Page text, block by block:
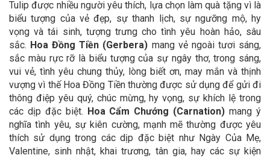
Tulip được nhiều người yêu thích, lựa chọn làm quà tặng vì là
biểu tượng của vẻ đẹp, sự thanh lịch, sự ngưỡng mộ, hy
vọng và tái sinh, tượng trưng cho tình yêu hoàn hảo, sâu
sắc. Hoa Đồng Tiền (Gerbera) mang vẻ ngoài tươi sáng,
sắc màu rực rỡ là biểu tượng của sự ngây thơ, trong sáng,
vui vẻ, tình yêu chung thủy, lòng biết ơn, may mắn và thịnh
vượng vì thế Hoa Đồng Tiền thường được sử dụng để gửi đi
thông điệp yêu quý, chúc mừng, hy vọng, sự khích lệ trong
các dịp đặc biệt. Hoa Cẩm Chướng (Carnation) mang ý
nghĩa tình yêu, sự kiên cường, mạnh mẽ thường được yêu
thích sử dụng trong các dịp đặc biệt như Ngày Của Mẹ,
Valentine, sinh nhật, khai trương, tân gia, hay các sự kiện